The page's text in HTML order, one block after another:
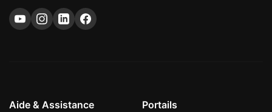
Aide & Assistance Portails